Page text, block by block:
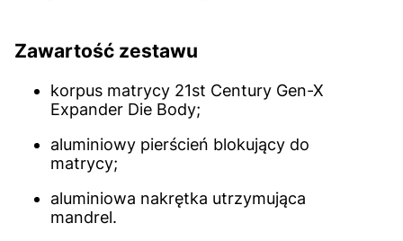
Zawartość zestawu
korpus matrycy 21st Century Gen-X
Expander Die Body;
aluminiowy pierścień blokujący do
matrycy;
aluminiowa nakrętka utrzymująca
mandrel.